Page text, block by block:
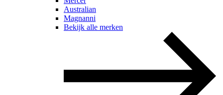
Australian
Magnanni
Bekijk alle merken